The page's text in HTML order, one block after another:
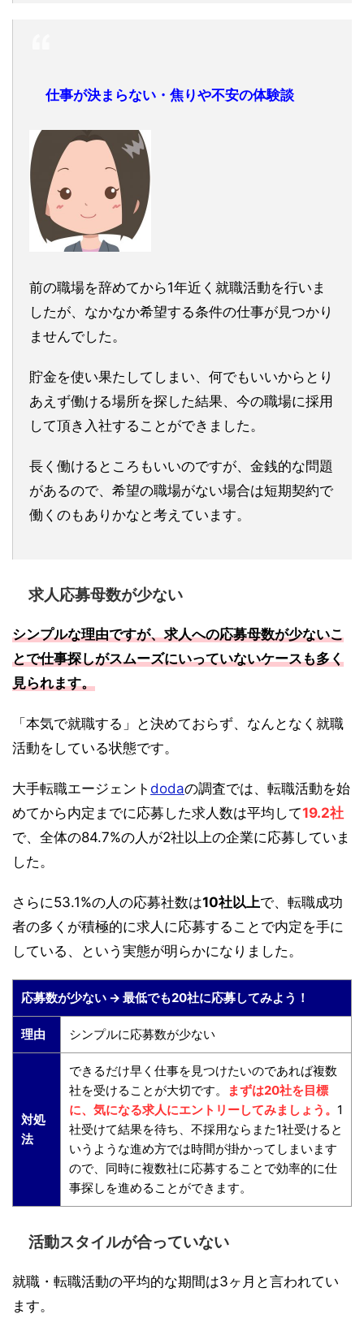
仕事が決まらない・焦りや不安の体験談
前の職場を辞めてから1年近く就職活動を行いま
したが、なかなか希望する条件の仕事が見つかり
ませんでした。
貯金を使い果たしてしまい、何でもいいからとり
あえず働ける場所を探した結果、今の職場に採用
して頂き入社することができました。
長く働けるところもいいのですが、金銭的な問題
があるので、希望の職場がない場合は短期契約で
働くのもありかなと考えています。
求人応募母数が少ない
シンプルな理由ですが、求人への応募母数が少ないこ
とで仕事探しがスムーズにいっていないケースも多く
見られます。
「本気で就職する」と決めておらず、なんとなく就職
活動をしている状態です。
大手転職エージェント dodaの調査では、転職活動を始
めてから内定までに応募した求人数は平均して19.2社
で、全体の84.7%の人が2社以上の企業に応募していま
した。
さらに53.1%の人の応募社数は10社以上で、転職成功
者の多くが積極的に求人に応募することで内定を手に
している、という実態が明らかになりました。
応募数が少ない → 最低でも20社に応募してみよう！
理由 シンプルに応募数が少ない
対処
法
できるだけ早く仕事を見つけたいのであれば複数
社を受けることが大切です。
まずは20社を目標
に、気になる求人にエントリーしてみましょう。 1
社受けて結果を待ち、不採用ならまた1社受けると
いうような進め方では時間が掛かってしまいます
ので、同時に複数社に応募することで効率的に仕
事探しを進めることができます。
活動スタイルが合っていない
就職・転職活動の平均的な期間は3ヶ月と言われてい
ます。